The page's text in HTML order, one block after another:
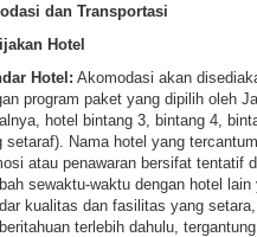
dan Transportasi
Hotel
Hotel: Akomodasi akan
program paket yang dipilih oleh
hotel bintang 3, bintang 4,
setaraf). Nama hotel yang
atau penawaran bersifat tentatif
sewaktu-waktu dengan hotel
kualitas dan fasilitas yang
terlebih dahulu,